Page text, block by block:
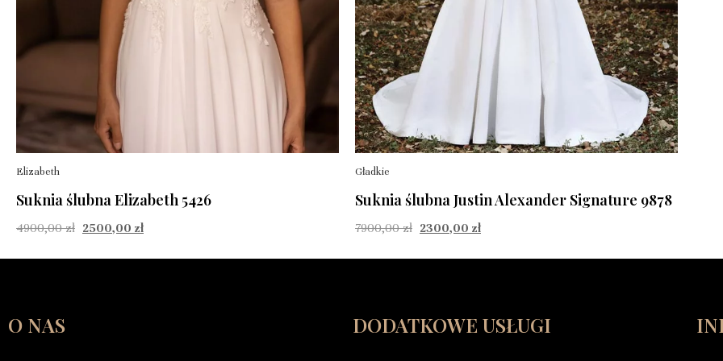
Elizabeth
Suknia ślubna Elizabeth 5426
4900,00zł 2500,00 zł
Gładkie
Suknia ślubna Justin Alexander Signature 9878
7900,00zł 2300,00 zł
O NAS DODATKOWE USŁUGI